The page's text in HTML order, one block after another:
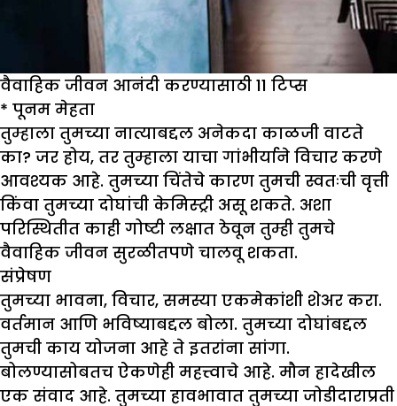
वैवाहिक जीवन आनंदी करण्यासाठी 11 टिप्स
* पूनम मेहता
तुम्हाला तुमच्या नात्याबद्दल अनेकदा काळजी वाटते
का? जर होय, तर तुम्हाला याचा गांभीर्याने विचार करणे
आवश्यक आहे. तुमच्या चिंतेचे कारण तुमची स्वतःची वृत्ती
किंवा तुमच्या दोघांची केमिस्ट्री असू शकते. अशा
परिस्थितीत काही गोष्टी लक्षात ठेवून तुम्ही तुमचे
वैवाहिक जीवन सुरळीतपणे चालवू शकता.
संप्रेषण
तुमच्या भावना, विचार, समस्या एकमेकांशी शेअर करा.
वर्तमान आणि भविष्याबद्दल बोला. तुमच्या दोघांबद्दल
तुमची काय योजना आहे ते इतरांना सांगा.
बोलण्यासोबतच ऐकणेही महत्त्वाचे आहे. मौन हादेखील
एक संवाद आहे. तुमच्या हावभावात तुमच्या जोडीदाराप्रती